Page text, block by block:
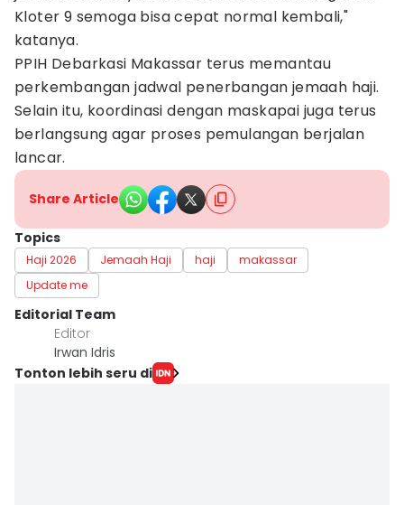
Kloter 9 semoga bisa cepat normal kembali,"
katanya.
PPIH Debarkasi Makassar terus memantau
perkembangan jadwal penerbangan jemaah haji.
Selain itu, koordinasi dengan maskapai juga terus
berlangsung agar proses pemulangan berjalan
lancar.
Share Article
Topics
Haji 2026 Jemaah Haji haji
makassar
Update me
Editorial Team
Editor
Irwan Idris
Tonton lebih seru di